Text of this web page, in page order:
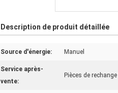
Description de produit détaillée
Source d'énergie: Manuel
Service après-
vente:
Pièces de